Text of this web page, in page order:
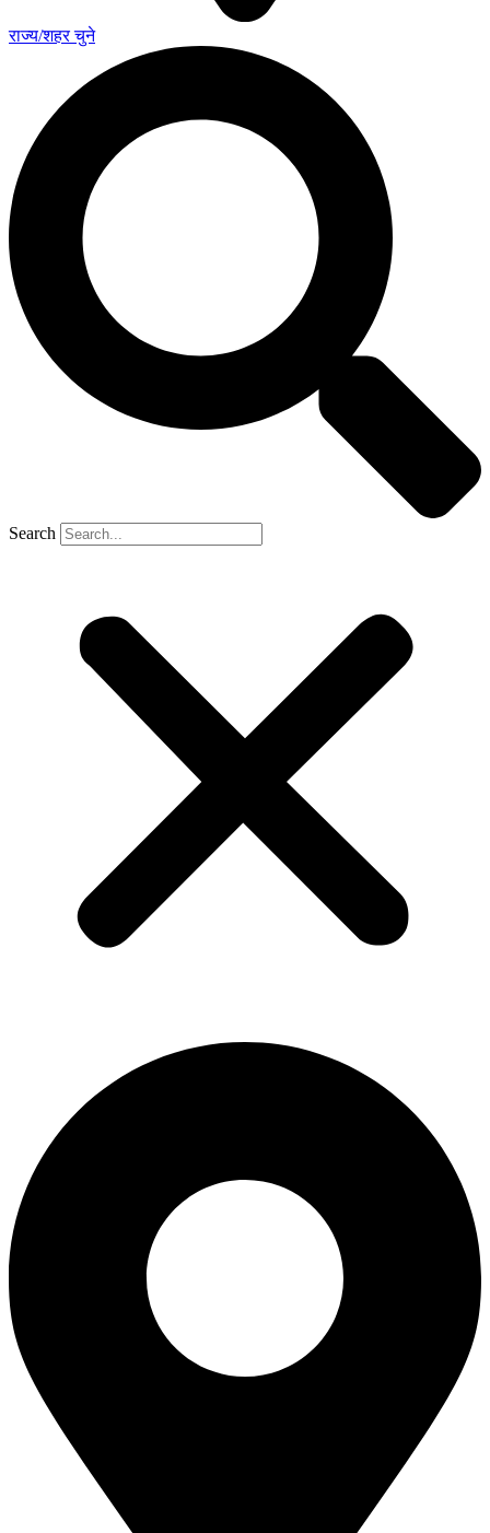
राज्य/शहर चुने
Search